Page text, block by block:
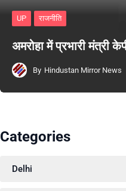
UP राजनीति
अमरोहा में प्रभारी मंत्री
By Hindustan Mirror News
Categories
Delhi